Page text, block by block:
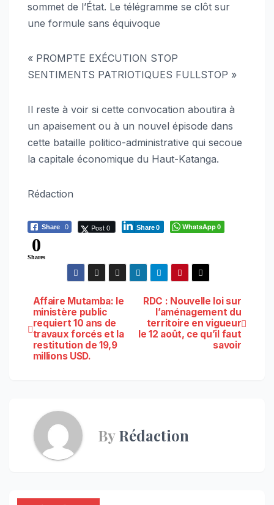
sommet de l’État. Le télégramme se clôt sur
une formule sans équivoque
« PROMPTE EXÉCUTION STOP
SENTIMENTS PATRIOTIQUES FULLSTOP »
Il reste à voir si cette convocation aboutira à
un apaisement ou à un nouvel épisode dans
cette bataille politico-administrative qui secoue
la capitale économique du Haut-Katanga.
Rédaction
Share 0 Post 0 Share0 WhatsApp0
0
Shares
Navigation
de
l’article
RDC : Nouvelle loi sur
l’aménagement du
territoire en vigueur
le 12 août, ce qu’il faut
savoir
Affaire Mutamba: le
ministère public
requiert 10 ans de
travaux forcés et la
restitution de 19,9
millions USD.
ByRédaction